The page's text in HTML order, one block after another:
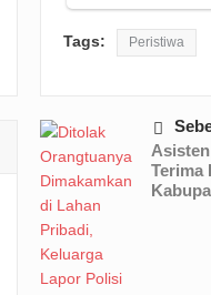
Tags: Peristiwa
Terima